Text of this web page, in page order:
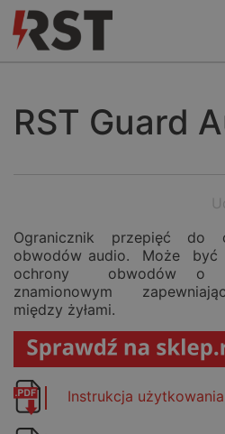
RST Guard
Ogranicznik przepięć do
obwodów audio. Może
ochrony obwodów
znamionowym
między żyłami.
Instrukcja użytkowania